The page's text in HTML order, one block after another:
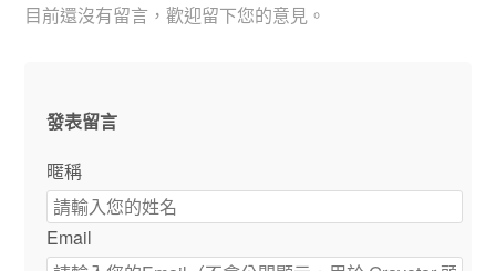
目前還沒有留言，歡迎留下您的意見。
發表留言
暱稱
Email